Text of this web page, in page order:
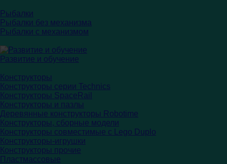
Рыбалки
Рыбалки без механизма
Рыбалки с механизмом
Развитие и обучение
Конструкторы
Конструкторы серии Technics
Конструкторы SpaceRail
Конструкторы и пазлы
Деревянные конструкторы Robotime
Конструкторы, сборные модели
Конструкторы совместимые с Lego Duplo
Конструкторы-игрушки
Конструкторы прочие
Пластмассовые